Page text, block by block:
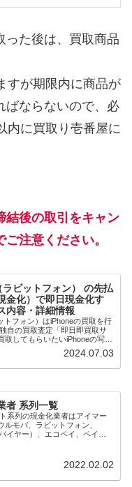
った後は、買取商品
すが期限内に商品が
ばならないので、必
内に買取り壱番屋に
後の取引をキャン
注意ください。
ビットフォン） の先払
金化）で即日現金化す
内容・詳細情報
トフォン）はiPhoneの買取を行
自の買取査定「即日即買取サ
取してもらいたいiPhoneの写真
取価格が確定次第先払いで現金
即日...
2024.07.03
者 系列一覧
系列の現金化業者はアイマー
ルモバ、ラビットフォン、
イヤー）、エコペイ、ペイリ
2022.02.02